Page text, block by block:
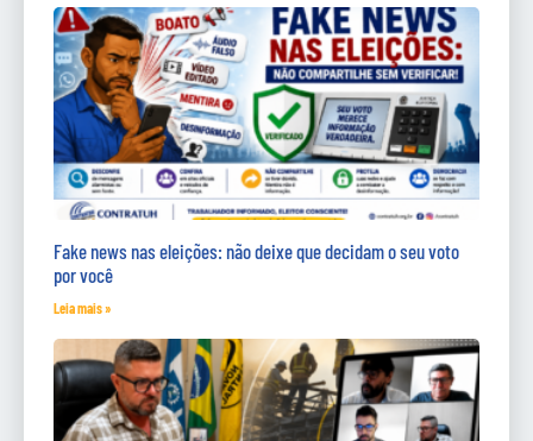
Fake news nas eleições: não deixe que decidam o seu voto
por você
Leia mais »